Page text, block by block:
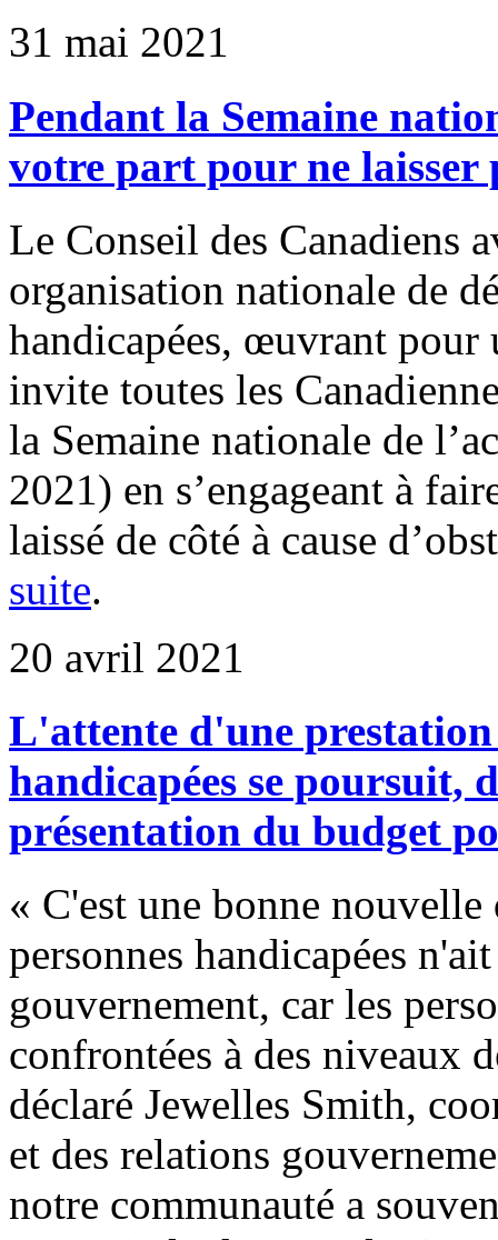
31 mai 2021
Pendant la Semaine
votre part pour ne laisser
Le Conseil des Canadiens
organisation nationale de
handicapées, œuvrant pour
invite toutes les
la Semaine nationale de
2021) en s’engageant à
laissé de côté à cause
suite.
20 avril 2021
L'attente d'une
handicapées se poursuit,
présentation du budget
« C'est une bonne
personnes handicapées
gouvernement, car les
confrontées à des niveaux
déclaré Jewelles Smith,
et des relations
notre communauté a